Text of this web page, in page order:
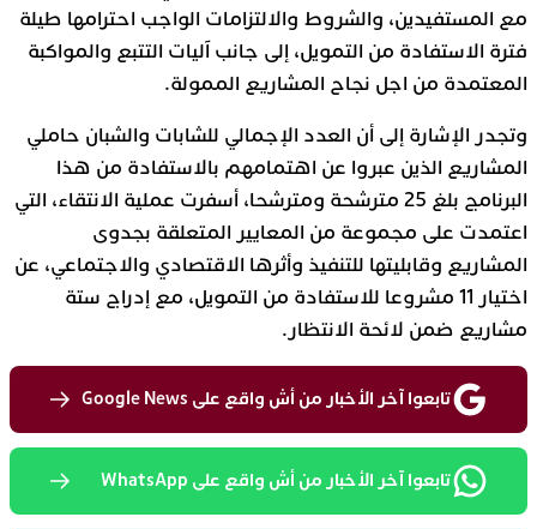
مع المستفيدين، والشروط والالتزامات الواجب احترامها طيلة
فترة الاستفادة من التمويل، إلى جانب آليات التتبع والمواكبة
المعتمدة من اجل نجاح المشاريع الممولة.
وتجدر الإشارة إلى أن العدد الإجمالي للشابات والشبان حاملي
المشاريع الذين عبروا عن اهتمامهم بالاستفادة من هذا
البرنامج بلغ 25 مترشحة ومترشحا، أسفرت عملية الانتقاء، التي
اعتمدت على مجموعة من المعايير المتعلقة بجدوى
المشاريع وقابليتها للتنفيذ وأثرها الاقتصادي والاجتماعي، عن
اختيار 11 مشروعا للاستفادة من التمويل، مع إدراج ستة
مشاريع ضمن لائحة الانتظار.
تابعوا آخر الأخبار من أش واقع على Google News
تابعوا آخر الأخبار من أش واقع على WhatsApp